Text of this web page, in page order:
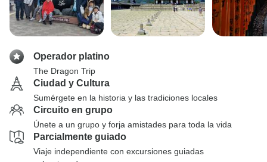
Operador platino
The Dragon Trip
Ciudad y Cultura
Sumérgete en la historia y las tradiciones locales
Circuito en grupo
Únete a un grupo y forja amistades para toda la vida
Parcialmente guiado
Viaje independiente con excursiones guiadas